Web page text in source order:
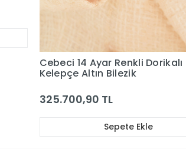
226.458,70 TL